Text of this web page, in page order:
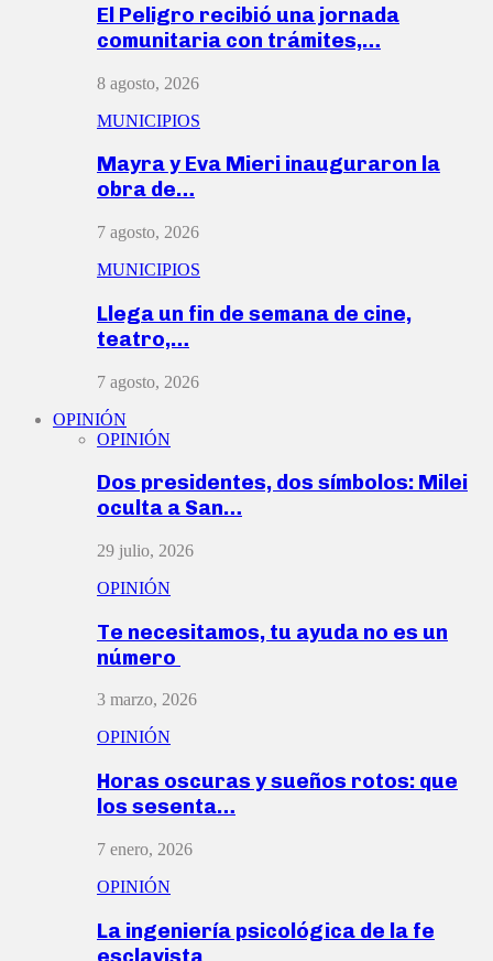
El Peligro recibió una jornada
comunitaria con trámites,…
8 agosto, 2026
MUNICIPIOS
Mayra y Eva Mieri inauguraron la
obra de…
7 agosto, 2026
MUNICIPIOS
Llega un fin de semana de cine,
teatro,…
7 agosto, 2026
OPINIÓN
OPINIÓN
Dos presidentes, dos símbolos: Milei
oculta a San…
29 julio, 2026
OPINIÓN
Te necesitamos, tu ayuda no es un
número
3 marzo, 2026
OPINIÓN
Horas oscuras y sueños rotos: que
los sesenta…
7 enero, 2026
OPINIÓN
La ingeniería psicológica de la fe
esclavista